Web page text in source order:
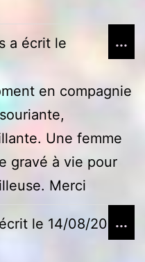
a écrit le
en compagnie
Une femme
gravé à vie pour
Merci
...
le 14/08/2023
...